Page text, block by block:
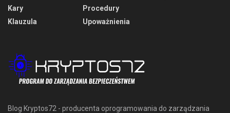
Kary
Klauzula
Procedury
Upoważnienia
Blog Kryptos72 - producenta oprogramowania do zarządzania